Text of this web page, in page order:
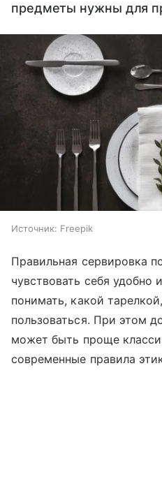
предметы нужны для
Источник: Freepik
Правильная сервировка
чувствовать себя удобно
понимать, какой
пользоваться. При этом
может быть проще
современные правила